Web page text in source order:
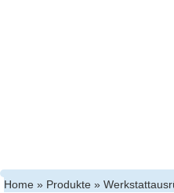
Home » Produkte »